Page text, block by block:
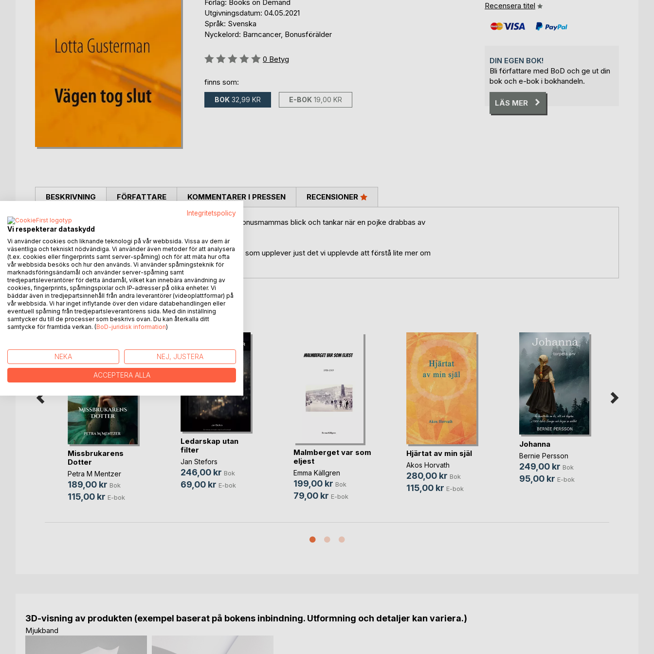
Förlag: Books on Demand
Utgivningsdatum: 04.05.2021
Språk: Svenska
Nyckelord: Barncancer, Bonusförälder
Betyg::
0 Betyg
finns som:
BOK 32,99 KR E-BOK 19,00 KR
Recensera titel
DIN EGEN BOK!
Bli författare med BoD och ge ut din
bok och e-bok i bokhandeln.
LÄS MER
BESKRIVNING
Det här är en fragmentarisk berättelse om stunder ur en bonusmammas blick och tankar när en pojke drabbas av
cancer och blir svårt sjuk.
Kanske kan den hjälpa någon som i sin närhet har en familj som upplever just det vi upplevde att förstå lite mer om
hur det är att leva i ett kaos mellan hopp och förtvivlan.
FÖRFATTARE KOMMENTARER I PRESSEN RECENSIONER
ANDRA TITLAR HOSBoD
Missbrukarens
Dotter
Petra M Mentzer
189,00 kr Bok
115,00 kr E-bok
Ledarskap utan
filter
Jan Stefors
246,00 kr Bok
69,00 kr E-bok
Malmberget var som
eljest
Emma Källgren
199,00 kr Bok
79,00 kr E-bok
Hjärtat av min själ
Akos Horvath
280,00 kr Bok
115,00 kr E-bok
Johanna
Bernie Persson
249,00 kr Bok
95,00 kr E-bok
3D-visning av produkten (exempel baserat på bokens inbindning. Utformning och detaljer kan variera.)
Mjukband
Integritetspolicy
Vi respekterar dataskydd
Vi använder cookies och liknande teknologi på vår webbsida. Vissa av dem är
väsentliga och tekniskt nödvändiga. Vi använder även metoder för att analysera
(t.ex. cookies eller fingerprints samt server-spårning) och för att mäta hur ofta
vår webbsida besöks och hur den används. Vi använder spårningsteknik för
marknadsföringsändamål och använder server-spårning samt
tredjepartsleverantörer för detta ändamål, vilket kan innebära användning av
cookies, fingerprints, spårningspixlar och IP-adresser på olika enheter. Vi
bäddar även in tredjepartsinnehåll från andra leverantörer (videoplattformar) på
vår webbsida. Vi har inget inflytande över den vidare databehandlingen eller
eventuell spårning från tredjepartsleverantörens sida. Med din inställning
samtycker du till de processer som beskrivs ovan. Du kan återkalla ditt
samtycke för framtida verkan. (BoD-juridisk information)
NEKA NEJ, JUSTERA
ACCEPTERA ALLA